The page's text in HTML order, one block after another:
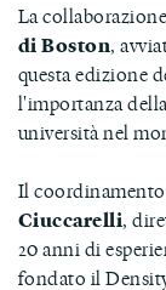
La
di Boston,
questa edizione
l'importanza
università nel
Il
Ciuccarelli,
20 anni di
fondato il